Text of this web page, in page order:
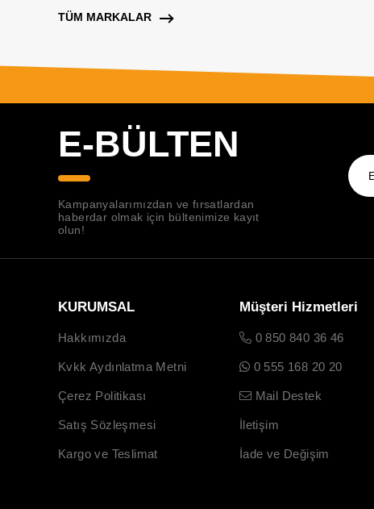
TÜM MARKALAR
E-BÜLTEN
Kampanyalarımızdan ve fırsatlardan
haberdar olmak için bültenimize kayıt
olun!
KURUMSAL
Hakkımızda
Kvkk Aydınlatma Metni
Çerez Politikası
Satış Sözleşmesi
Kargo ve Teslimat
Müşteri Hizmetleri
0 850 840 36 46
0 555 168 20 20
Mail Destek
İletişim
İade ve Değişim